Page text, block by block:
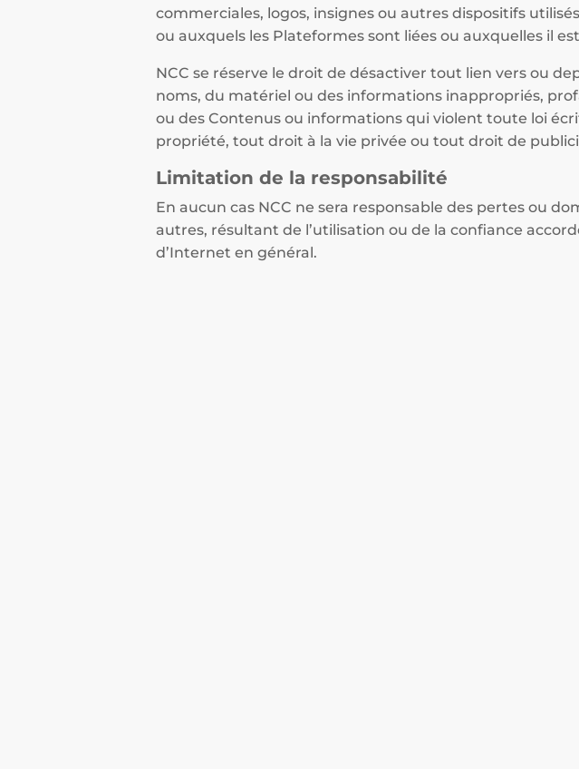
commerciales, logos, insignes ou autres dispositifs
ou auxquels les Plateformes sont liées ou auxquelles il
NCC se réserve le droit de désactiver tout lien vers ou
noms, du matériel ou des informations inappropriés,
ou des Contenus ou informations qui violent toute loi
propriété, tout droit à la vie privée ou tout droit de
Limitation de la responsabilité
En aucun cas NCC ne sera responsable des pertes ou
autres, résultant de l’utilisation ou de la confiance
d’Internet en général.